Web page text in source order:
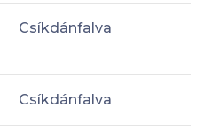
Csíkdánfalva
Csíkdánfalva